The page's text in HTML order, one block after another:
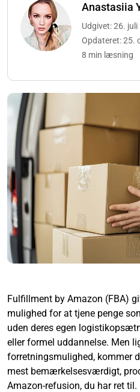
Anastasiia
Udgivet: 26. juli
Opdateret: 25.
8 min læsning
Fulfillment by Amazon (FBA)
mulighed for at tjene penge
uden deres egen
eller formel uddannelse. Men
forretningsmulighed, kommer
mest bemærkelsesværdigt,
Amazon-refusion, du har ret